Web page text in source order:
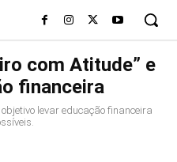
com Atitude” e
financeira
levar educação financeira